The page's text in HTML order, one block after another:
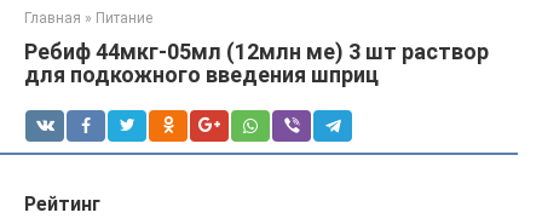
Главная » Питание
Ребиф 44мкг-05мл (12млн ме) 3 шт раствор
для подкожного введения шприц
Рейтинг